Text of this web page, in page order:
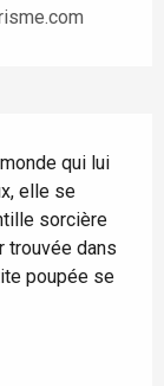
qui lui
elle se
sorcière
trouvée dans
poupée se